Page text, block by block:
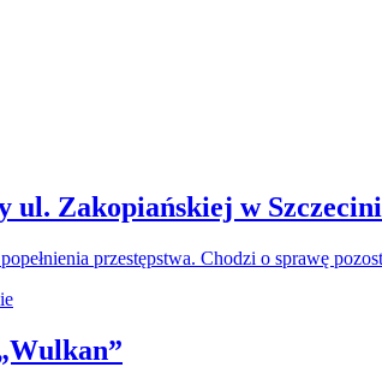
ul. Zakopiańskiej w
przestępstwa. Chodzi o sprawę